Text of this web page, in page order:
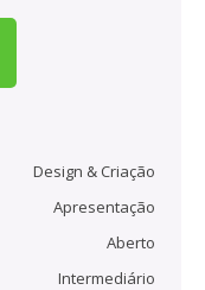
Design & Criação
Apresentação
Aberto
Intermediário